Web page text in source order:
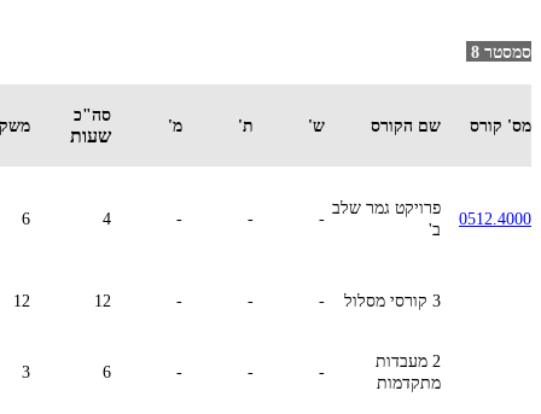
סמסטר 8
מס' קורס שם הקורס ש' ת' מ'
סה"כ
שעות
0512.4000
פרויקט גמר שלב
ב'
-
-
-
4
6
3 קורסי מסלול -
-
-
12
12
2 מעבדות
מתקדמות
-
-
-
6
3